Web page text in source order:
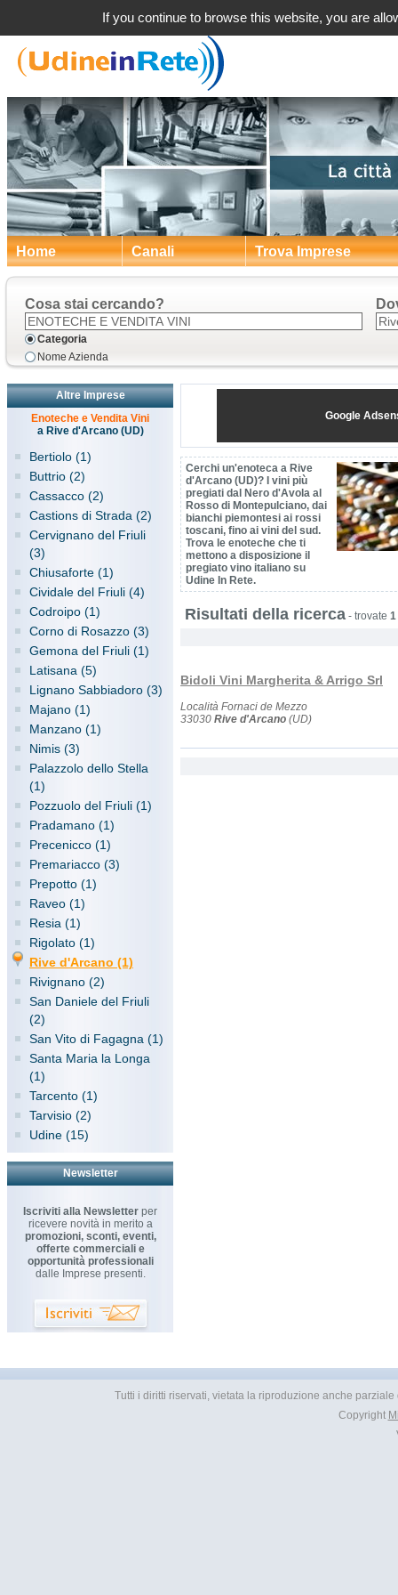
Home Canali Trova Imprese
Cosa stai cercando?
Categoria
Nome Azienda
Altre Imprese
Enoteche e Vendita Vini
a Rive d'Arcano (UD)
Bertiolo (1)
Buttrio (2)
Cassacco (2)
Castions di Strada (2)
Cervignano del Friuli
(3)
Chiusaforte (1)
Cividale del Friuli (4)
Codroipo (1)
Corno di Rosazzo (3)
Gemona del Friuli (1)
Latisana (5)
Lignano Sabbiadoro (3)
Majano (1)
Manzano (1)
Nimis (3)
Palazzolo dello Stella
(1)
Pozzuolo del Friuli (1)
Pradamano (1)
Precenicco (1)
Premariacco (3)
Prepotto (1)
Raveo (1)
Resia (1)
Rigolato (1)
Rive d'Arcano (1)
Rivignano (2)
San Daniele del Friuli
(2)
San Vito di Fagagna (1)
Santa Maria la Longa
(1)
Tarcento (1)
Tarvisio (2)
Udine (15)
Newsletter
Iscriviti alla Newsletter per
ricevere novità in merito a
promozioni, sconti, eventi,
offerte commerciali e
opportunità professionali
dalle Imprese presenti.
Google
Cerchi un'enoteca a Rive
d'Arcano (UD)? I vini più
pregiati dal Nero d'Avola al
Rosso di Montepulciano, dai
bianchi piemontesi ai rossi
toscani, fino ai vini del sud.
Trova le enoteche che ti
mettono a disposizione il
pregiato vino italiano su
Udine In Rete.
Risultati della ricerca - trovate 1
Bidoli Vini Margherita & Arrigo Srl
Località Fornaci de Mezzo
33030 Rive d'Arcano (UD)
Tutti i diritti riservati, vietata la riproduzione anche
Copyright
If you continue to browse this website, you are